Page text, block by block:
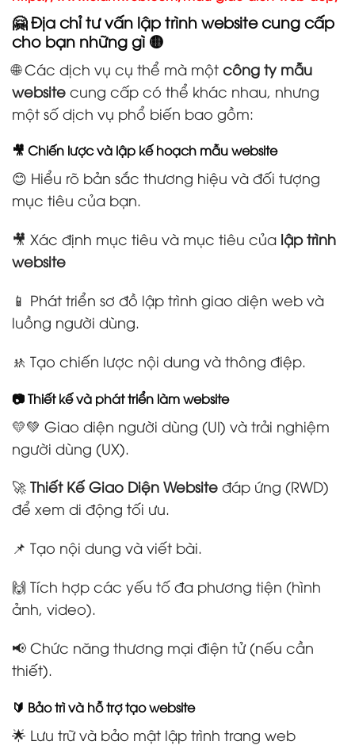
🤗 Địa chỉ tư vấn lập trình website cung cấp
cho bạn những gì 🟡
🌐 Các dịch vụ cụ thể mà một công ty mẫu
website cung cấp có thể khác nhau, nhưng
một số dịch vụ phổ biến bao gồm:
🎥 Chiến lược và lập kế hoạch mẫu website
😊 Hiểu rõ bản sắc thương hiệu và đối tượng
mục tiêu của bạn.
🎥 Xác định mục tiêu và mục tiêu của lập trình
website
📱 Phát triển sơ đồ lập trình giao diện web và
luồng người dùng.
🚸 Tạo chiến lược nội dung và thông điệp.
📷 Thiết kế và phát triển làm website
💛💚 Giao diện người dùng (UI) và trải nghiệm
người dùng (UX).
🚀 Thiết Kế Giao Diện Website đáp ứng (RWD)
để xem di động tối ưu.
📌 Tạo nội dung và viết bài.
🙌 Tích hợp các yếu tố đa phương tiện (hình
ảnh, video).
📢 Chức năng thương mại điện tử (nếu cần
thiết).
🔰 Bảo trì và hỗ trợ tạo website
🌟 Lưu trữ và bảo mật lập trình trang web